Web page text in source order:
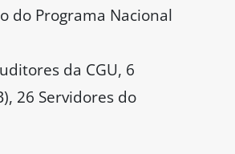
do Programa Nacional
da CGU, 6
26 Servidores do